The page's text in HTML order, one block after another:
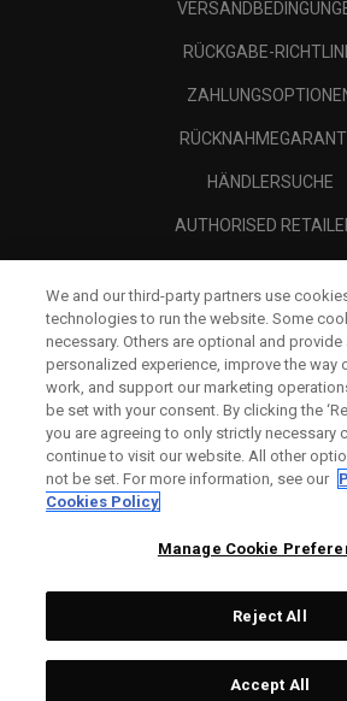
RÜCKGABE-
HÄNDLERSUCHE
AUTHORISED
RECHTLICHES-
Topgolf Callaway
All rights reserved.
We and our third-party partners use
technologies to run the website. Some
necessary. Others are optional and provide
personalized experience, improve the way
work, and support our marketing
be set with your consent. By clicking the
you are agreeing to only strictly necessary
continue to visit our website. All other
not be set. For more information, see our
Cookies Policy
Manage Cookie
Reject All
Accept All